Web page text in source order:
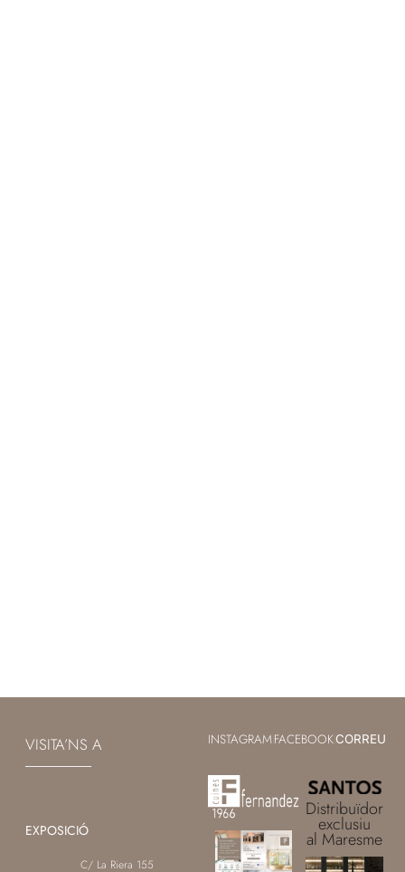
VISITA’NS A
EXPOSICIÓ
C/ La Riera 155
INSTAGRAMFACEBOOKCORREU
Distribuïdor
exclusiu
al Maresme